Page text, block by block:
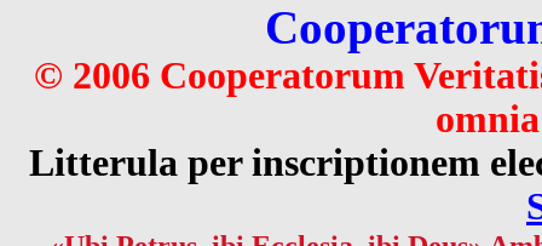
© 2006 Cooperatorum
Litterula per inscriptionem